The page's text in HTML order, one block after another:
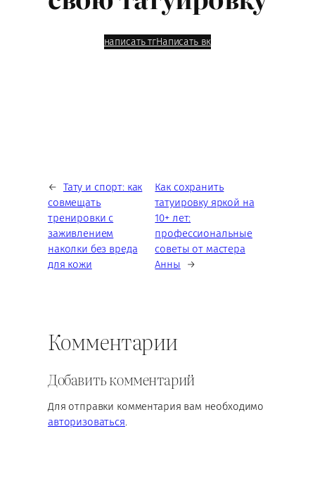
написать тгНаписать вк
← Тату и спорт: как
совмещать
тренировки с
заживлением
наколки без вреда
для кожи
Как сохранить
татуировку яркой на
10+ лет:
профессиональные
советы от мастера
Анны
→
Комментарии
Добавить комментарий
Для отправки комментария вам необходимо
авторизоваться.